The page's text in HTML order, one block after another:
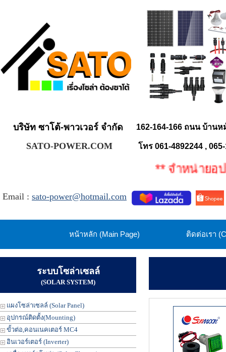
บริษัท ซาโต้-พาวเวอร์ จำกัด 162-164-166 ถนน บ้าน
SATO-POWER.COM โทร 061-4892244 ,
** จำหน่ายอุปก
Email : sato-power@hotmail.com
หน้าหลัก (Main Page) ติดต่อเรา
ระบบโซล่าเซลล์
(SOLAR SYSTEM)
แผงโซล่าเซลล์ (Solar Panel)
อุปกรณ์ติดตั้ง(Mounting)
ขั้วต่อ,คอนเนคเตอร์ MC4
อินเวอร์เตอร์ (Inverter)